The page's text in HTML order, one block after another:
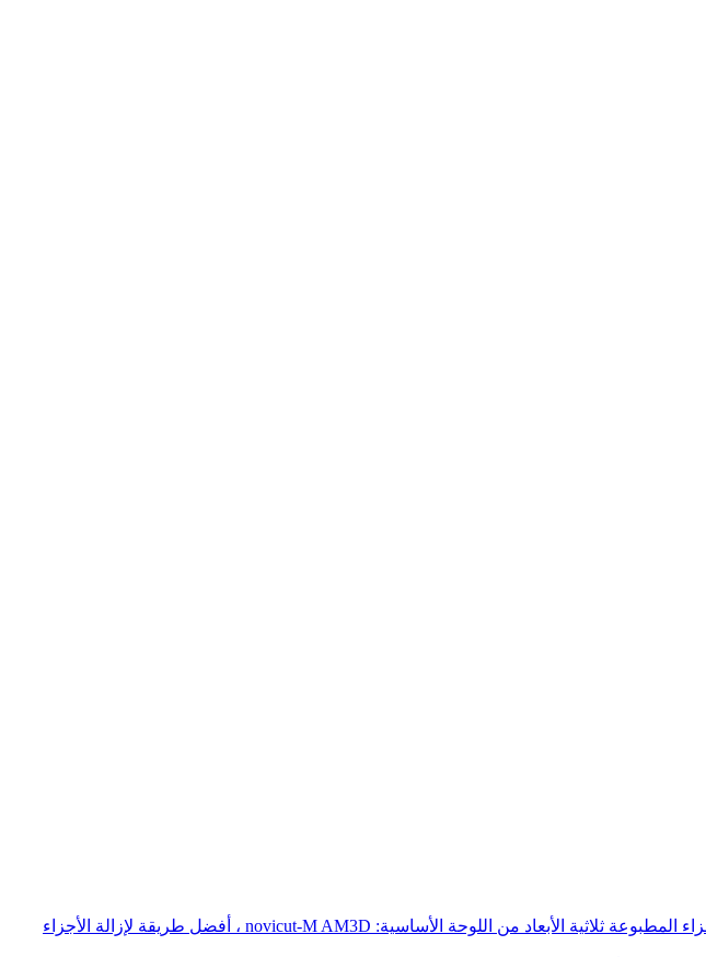
إزالة أجزاء الطباعة المعدنية AM - ثلاثي الأبعاد: الحل السريع والفعال من حيث التكلفة لإزالة الأجزاء المطبوعة ثلاثية الأبعاد من اللوحة الأساسية: novicut-M AM3D ، أفضل طريقة لإزالة الأجزاء